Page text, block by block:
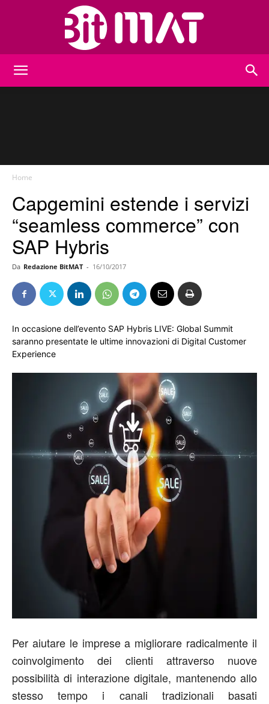
Home
Capgemini estende i servizi
“seamless commerce” con
SAP Hybris
Da Redazione BitMAT - 16/10/2017
In occasione dell’evento SAP Hybris LIVE: Global Summit
saranno presentate le ultime innovazioni di Digital Customer
Experience
Per aiutare le imprese a migliorare radicalmente il
coinvolgimento dei clienti attraverso nuove
possibilità di interazione digitale, mantenendo allo
stesso tempo i canali tradizionali basati